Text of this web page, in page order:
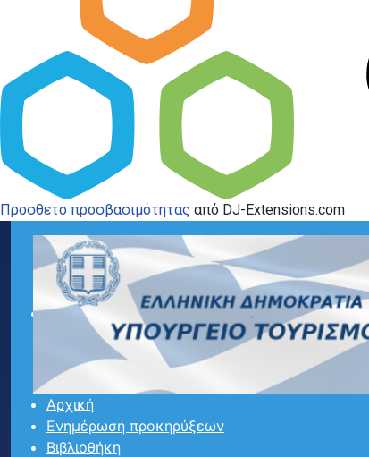
Προσθετο προσβασιμότητας από DJ-Extensions.com
Αρχική
Ενημέρωση προκηρύξεων
Βιβλιοθήκη